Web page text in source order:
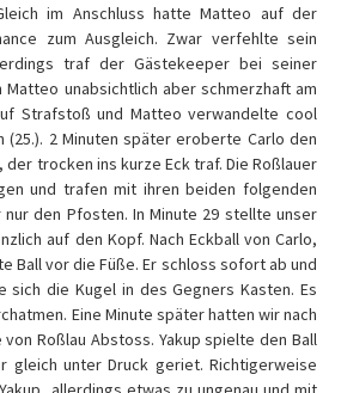
im Anschluss hatte Matteo auf der
zum Ausgleich. Zwar verfehlte sein
traf der Gästekeeper bei seiner
unabsichtlich aber schmerzhaft am
Strafstoß und Matteo verwandelte cool
(25.). 2 Minuten später eroberte Carlo den
der trocken ins kurze Eck traf. Die Roßlauer
und trafen mit ihren beiden folgenden
den Pfosten. In Minute 29 stellte unser
auf den Kopf. Nach Eckball von Carlo,
Ball vor die Füße. Er schloss sofort ab und
sich die Kugel in des Gegners Kasten. Es
Eine Minute später hatten wir nach
Roßlau Abstoss. Yakup spielte den Ball
gleich unter Druck geriet. Richtigerweise